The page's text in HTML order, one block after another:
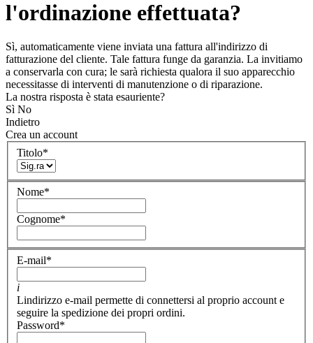
l'ordinazione effettuata?
Sì, automaticamente viene inviata una fattura all'indirizzo di
fatturazione del cliente. Tale fattura funge da garanzia. La invitiamo
a conservarla con cura; le sarà richiesta qualora il suo apparecchio
necessitasse di interventi di manutenzione o di riparazione.
La nostra risposta è stata esauriente?
Sì No
Indietro
Crea un account
Titolo*
Nome*
Cognome*
E-mail*
i
Lindirizzo e-mail permette di connettersi al proprio account e
seguire la spedizione dei propri ordini.
Password*